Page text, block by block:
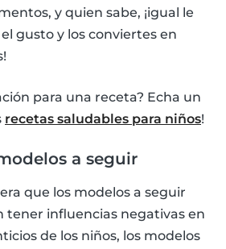
y quien sabe, ¡igual le
gusto y los conviertes en
para una receta? Echa un
recetas saludables para niños!
a seguir
que los modelos a seguir
tener influencias negativas en
de los niños, los modelos